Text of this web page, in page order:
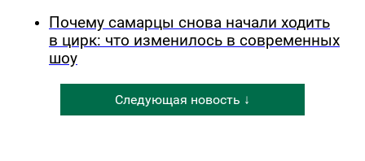
Почему самарцы снова начали ходить
в цирк: что изменилось в современных
шоу
Следующая новость ↓